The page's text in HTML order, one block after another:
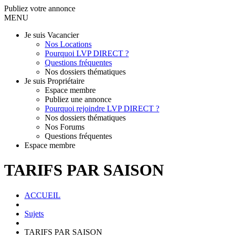
Publiez votre annonce
MENU
Je suis Vacancier
Nos Locations
Pourquoi LVP DIRECT ?
Questions fréquentes
Nos dossiers thématiques
Je suis Propriétaire
Espace membre
Publiez une annonce
Pourquoi rejoindre LVP DIRECT ?
Nos dossiers thématiques
Nos Forums
Questions fréquentes
Espace membre
TARIFS PAR SAISON
ACCUEIL
Sujets
TARIFS PAR SAISON